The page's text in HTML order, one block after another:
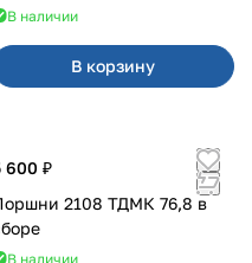
В наличии
В корзину
600 ₽
2108 ТДМК 76,8 в
В наличии